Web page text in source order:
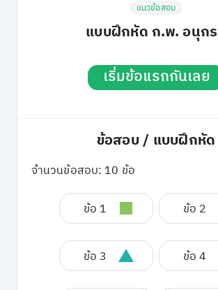
แนวข้อสอบ
แบบฝึกหัด ก.พ. อนุก
เริ่มข้อแรกกันเลย
ข้อสอบ / แบบฝึกหัด
จำนวนข้อสอบ: 10 ข้อ
ข้อ 1 ข้อ 2
ข้อ 3 ข้อ 4